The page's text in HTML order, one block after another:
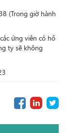
(Trong giờ hành
ứng viên có hồ
ty sẽ không